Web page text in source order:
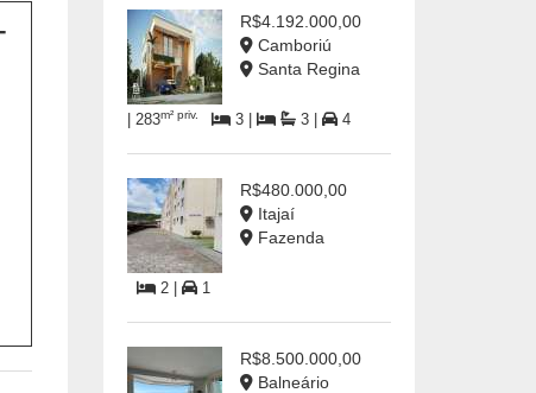
R$4.192.000,00
Camboriú
Santa Regina
| 283m² priv. 3 | 3 | 4
R$480.000,00
Itajaí
Fazenda
2 | 1
R$8.500.000,00
Balneário